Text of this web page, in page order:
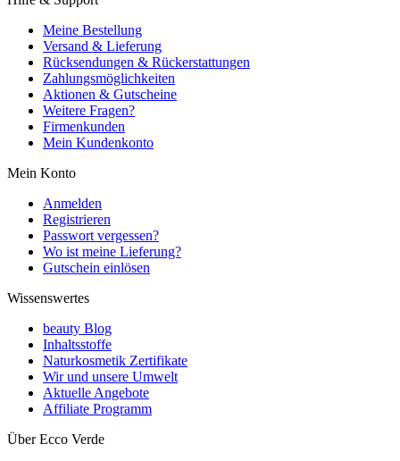
Meine Bestellung
Versand & Lieferung
Rücksendungen & Rückerstattungen
Zahlungsmöglichkeiten
Aktionen & Gutscheine
Weitere Fragen?
Firmenkunden
Mein Kundenkonto
Mein Konto
Anmelden
Registrieren
Passwort vergessen?
Wo ist meine Lieferung?
Gutschein einlösen
Wissenswertes
beauty Blog
Inhaltsstoffe
Naturkosmetik Zertifikate
Wir und unsere Umwelt
Aktuelle Angebote
Affiliate Programm
Über Ecco Verde